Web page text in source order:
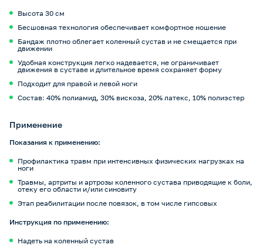
Высота 30 см
Бесшовная технология обеспечивает комфортное ношение
Бандаж плотно облегает коленный сустав и не смещается при
движении
Удобная конструкция легко надевается, не ограничивает
движения в суставе и длительное время сохраняет форму
Подходит для правой и левой ноги
Состав: 40% полиамид, 30% вискоза, 20% латекс, 10% полиэстер
Применение
Показания к применению:
Профилактика травм при интенсивных физических нагрузках на
ноги
Травмы, артриты и артрозы коленного сустава приводящие к боли,
отеку его области и/или синовиту
Этап реабилитации после повязок, в том числе гипсовых
Инструкция по применению:
Надеть на коленный сустав